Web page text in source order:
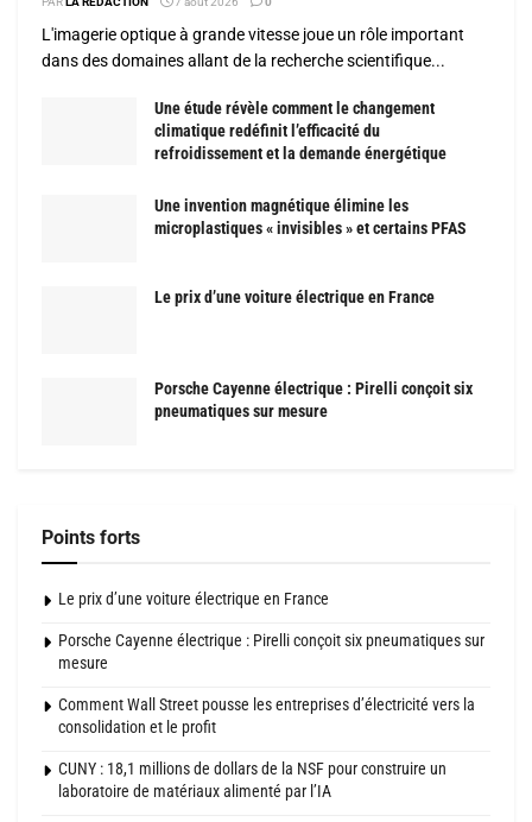
L'imagerie optique à grande vitesse joue un rôle important
dans des domaines allant de la recherche scientifique...
Une étude révèle comment le changement
climatique redéfinit l’efficacité du
refroidissement et la demande énergétique
Une invention magnétique élimine les
microplastiques « invisibles » et certains PFAS
Le prix d’une voiture électrique en France
Porsche Cayenne électrique : Pirelli conçoit six
pneumatiques sur mesure
Points forts
Le prix d’une voiture électrique en France
Porsche Cayenne électrique : Pirelli conçoit six pneumatiques sur
mesure
Comment Wall Street pousse les entreprises d’électricité vers la
consolidation et le profit
CUNY : 18,1 millions de dollars de la NSF pour construire un
laboratoire de matériaux alimenté par l’IA